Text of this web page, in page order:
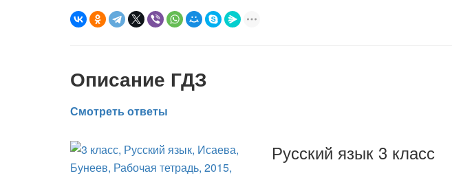
Описание ГДЗ
Смотреть ответы
Русский язык 3 класс